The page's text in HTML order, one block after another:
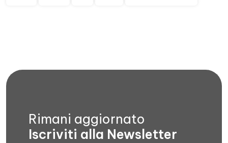
Rimani aggiornato
Iscriviti alla Newsletter